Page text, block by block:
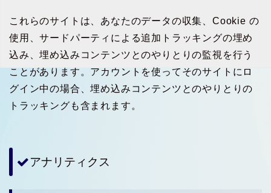
これらのサイトは、あなたのデータの収集、Cookie の
使用、サードパーティによる追加トラッキングの埋め
込み、埋め込みコンテンツとのやりとりの監視を行う
ことがあります。アカウントを使ってそのサイトにロ
グイン中の場合、埋め込みコンテンツとのやりとりの
トラッキングも含まれます。
アナリティクス